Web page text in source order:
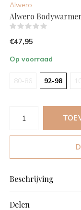
Alwero
Alwero
€47,95
Op voorraad
80-86 92-98
Beschrijving
Delen